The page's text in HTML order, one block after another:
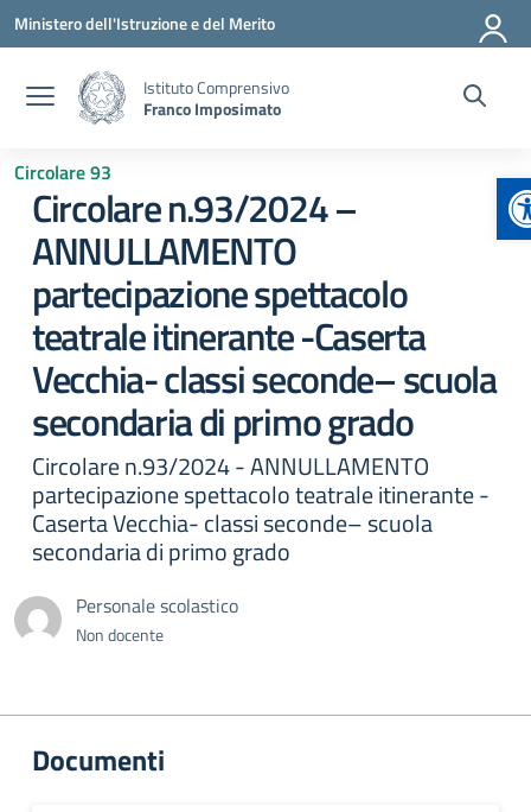
Vai ai contenuti
Vai al menu di navigazione
Vai al footer
Ministero dell'Istruzione e del Merito
Istituto Comprensivo
Franco Imposimato
Circolare 93
Circolare n.93/2024 –
ANNULLAMENTO
partecipazione spettacolo
teatrale itinerante -Caserta
Vecchia- classi seconde– scuola
secondaria di primo grado
Circolare n.93/2024 - ANNULLAMENTO
partecipazione spettacolo teatrale itinerante -
Caserta Vecchia- classi seconde– scuola
secondaria di primo grado
Personale scolastico
Non docente
Documenti